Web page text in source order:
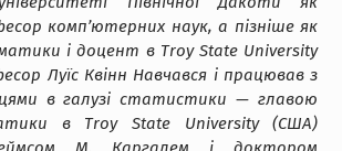
комп’ютерних наук, а пізніше як
і доцент в Troy State University
Луїс Квінн Навчався і працював з
в галузі статистики — главою
в Troy State University (США)